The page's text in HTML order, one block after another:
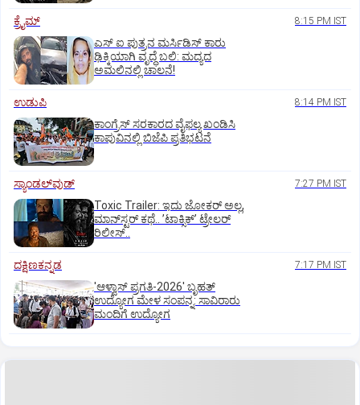
ಕ್ರೈಮ್ 8:15 PM IST
ಎಸ್ ಐ ಪುತ್ರನ ಮರ್ಸಿಡಿಸ್‌ ಕಾರು
ಢಿಕ್ಕಿಯಾಗಿ ವೃದ್ಧೆ ಬಲಿ: ಮದ್ಯದ
ಅಮಲಿನಲ್ಲಿ ಚಾಲನೆ!
ಉಡುಪಿ 8:14 PM IST
ಕಾಂಗ್ರೆಸ್ ಸರಕಾರದ ವೈಫಲ್ಯ ಖಂಡಿಸಿ
ಕಾಪುವಿನಲ್ಲಿ ಬಿಜೆಪಿ ಪ್ರತಿಭಟನೆ
ಸ್ಯಾಂಡಲ್‌ವುಡ್‌ 7:27 PM IST
Toxic Trailer: ಇದು ಜೋಕರ್‌ ಅಲ್ಲ,
ಮಾನ್‌ಸ್ಟರ್‌ ಕಥೆ.. ʼಟಾಕ್ಸಿಕ್‌ʼ ಟ್ರೇಲರ್‌
ರಿಲೀಸ್..
ದಕ್ಷಿಣಕನ್ನಡ 7:17 PM IST
'ಆಳ್ವಾಸ್‌ ಪ್ರಗತಿ-2026' ಬೃಹತ್
ಉದ್ಯೋಗ ಮೇಳ ಸಂಪನ್ನ: ಸಾವಿರಾರು
ಮಂದಿಗೆ ಉದ್ಯೋಗ